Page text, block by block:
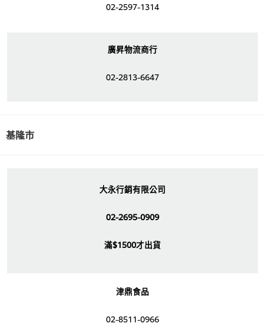
02-2597-1314
廣昇物流商行
02-2813-6647
基隆市
大永行銷有限公司
02-2695-0909
滿$1500才出貨
津鼎食品
02-8511-0966